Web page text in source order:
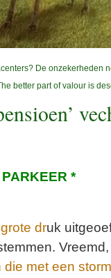
De onzekerheden
better part of valour is
PARKEER *
druk
met een